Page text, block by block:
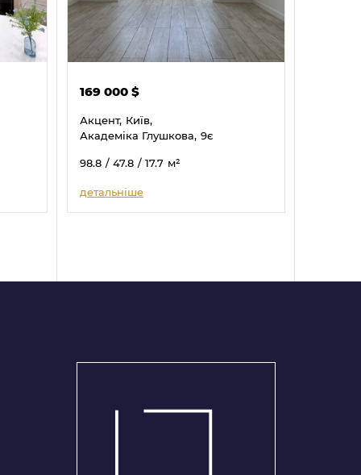
169 000 $
Акцент, Київ,
Академіка Глушкова, 9є
98.8 / 47.8 / 17.7 м²
детальніше